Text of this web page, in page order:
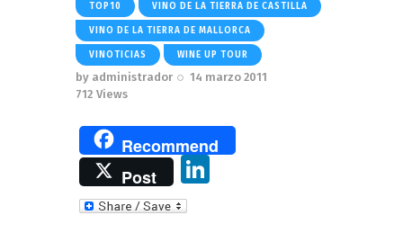
TOP10 VINO DE LA TIERRA DE CASTILLA
VINO DE LA TIERRA DE MALLORCA
VINOTICIAS WINE UP TOUR
by administrador
14 marzo 2011
712 Views
Recommend
Post